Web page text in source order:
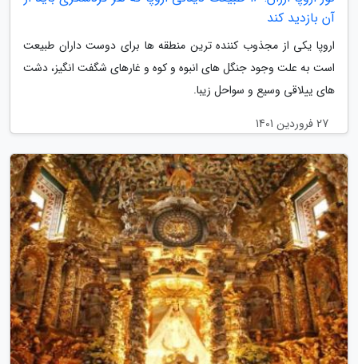
آن بازدید کند
اروپا یکی از مجذوب کننده ترین منطقه ها برای دوست داران طبیعت
است به علت وجود جنگل های انبوه و کوه و غارهای شگفت انگیز، دشت
های ییلاقی وسیع و سواحل زیبا.
27 فروردین 1401